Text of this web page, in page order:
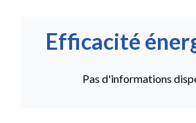
Efficacité
Pas d'informations